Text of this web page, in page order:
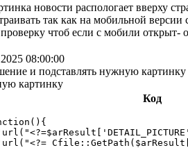
новости распологает вверху
так как на мобильной
чтоб если с мобили открыт-
08:00:00
и подставлять нужную картинку
картинку
Код